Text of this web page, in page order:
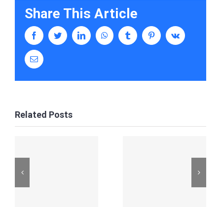
Share This Article
facebooktwitter linkedin whatsapptumblr pinterestvk
Email
Related Posts